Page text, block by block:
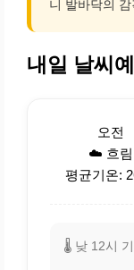
니 발바닥의
내일 날씨
오전
☁️ 흐림
평균기온:
🌡️ 낮 12시